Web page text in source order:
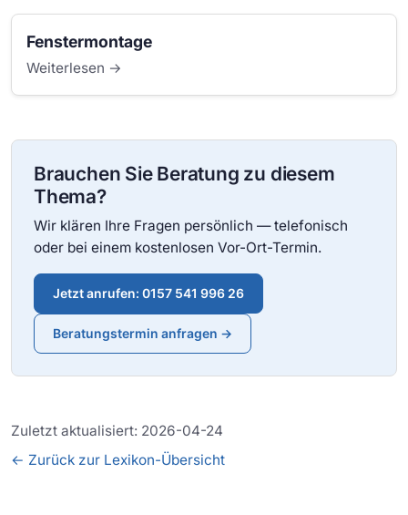
Fenstermontage
Weiterlesen →
Brauchen Sie Beratung zu diesem
Thema?
Wir klären Ihre Fragen persönlich — telefonisch
oder bei einem kostenlosen Vor-Ort-Termin.
Jetzt anrufen: 0157 541 996 26
Beratungstermin anfragen →
Zuletzt aktualisiert: 2026-04-24
← Zurück zur Lexikon-Übersicht